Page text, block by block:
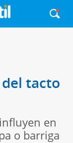
tacto
en
o barriga